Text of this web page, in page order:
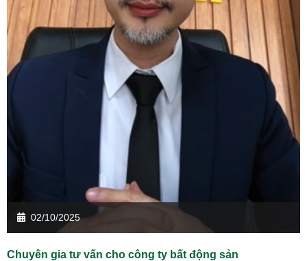
02/10/2025
Chuyên gia tư vấn cho công ty bất động sản